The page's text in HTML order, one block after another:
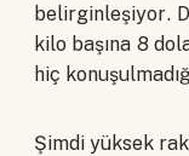
belirginleşiyor.
kilo başına 8
hiç
Şimdi yüksek